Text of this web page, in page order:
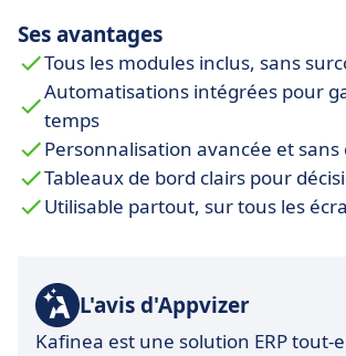
Ses avantages
Tous les modules inclus, sans
Automatisations intégrées pour
temps
Personnalisation avancée et sans
Tableaux de bord clairs pour
Utilisable partout, sur tous les
L'avis d'Appvizer
Kafinea est une solution ERP tout-